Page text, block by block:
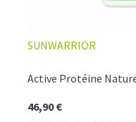
SUNWARRIOR
Active Protéine
46,90 €